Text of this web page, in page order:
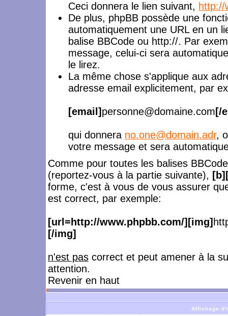
Ceci donnera le lien suivant, http://
De plus, phpBB possède une
automatiquement une URL en un
balise BBCode ou http://. Par
message, celui-ci sera
le lirez.
La même chose s'applique aux
adresse email explicitement, par
[email] personne@domaine.com[/
qui donnera no.one@domain.adr,
votre message et sera
Comme pour toutes les balises
(reportez-vous à la partie suivante),
forme, c'est à vous de vous assurer
est correct, par exemple:
[url=http://www.phpbb.com/][img]
[/img]
n'est pas correct et peut amener à la
attention.
Revenir en haut
Affichage